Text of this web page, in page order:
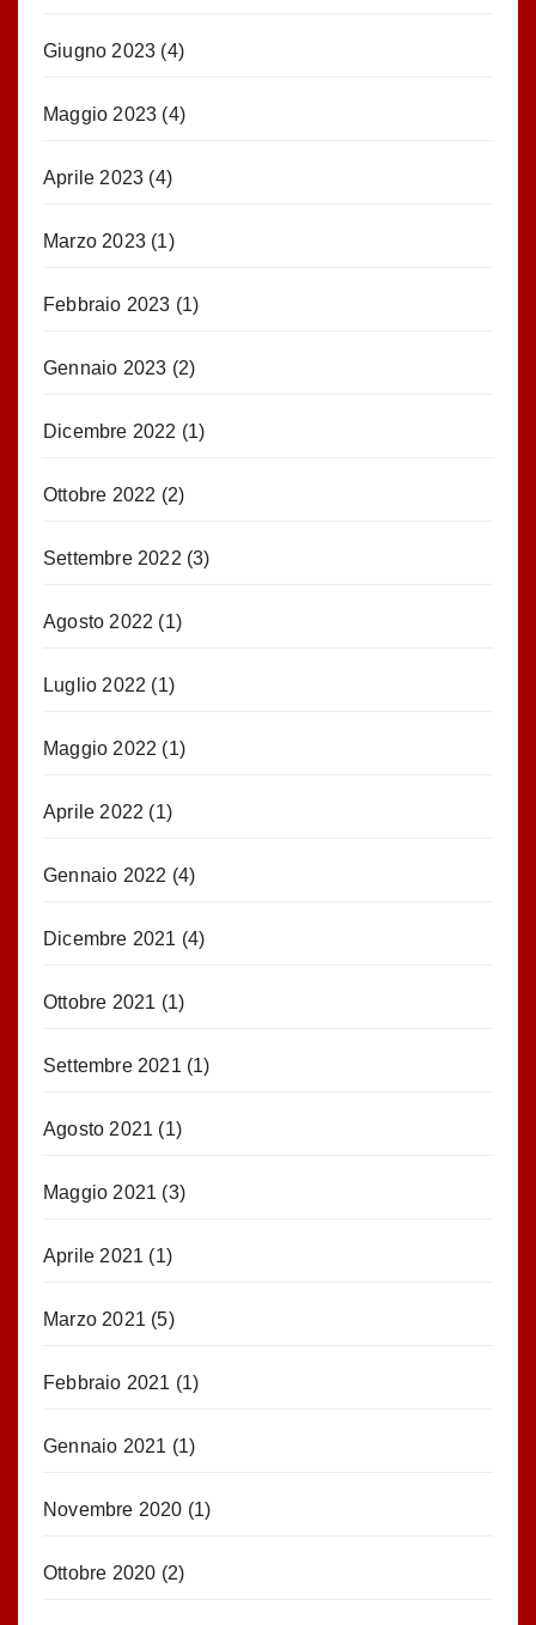
Giugno 2023 (4)
Maggio 2023 (4)
Aprile 2023 (4)
Marzo 2023 (1)
Febbraio 2023 (1)
Gennaio 2023 (2)
Dicembre 2022 (1)
Ottobre 2022 (2)
Settembre 2022 (3)
Agosto 2022 (1)
Luglio 2022 (1)
Maggio 2022 (1)
Aprile 2022 (1)
Gennaio 2022 (4)
Dicembre 2021 (4)
Ottobre 2021 (1)
Settembre 2021 (1)
Agosto 2021 (1)
Maggio 2021 (3)
Aprile 2021 (1)
Marzo 2021 (5)
Febbraio 2021 (1)
Gennaio 2021 (1)
Novembre 2020 (1)
Ottobre 2020 (2)